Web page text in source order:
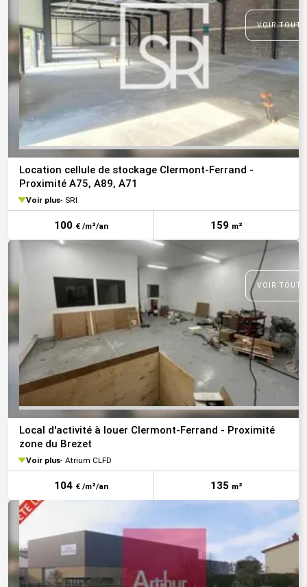
VOIR
Location cellule de stockage Clermont-Ferrand -
Proximité A75, A89, A71
Voir plus SRI
100 € /m²/an 159 m²
VOIR
Local d'activité à louer Clermont-Ferrand - Proximité
zone du Brezet
Voir plus Atrium CLFD
104 € /m²/an 135 m²